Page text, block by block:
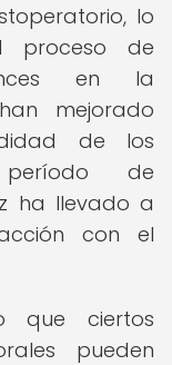
lo
de
en la
mejorado
de los
de
ha llevado a
con el
que ciertos
pueden